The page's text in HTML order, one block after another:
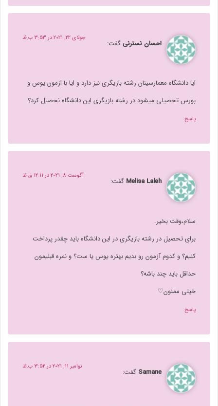
احسان نسترنیگفت:
جولای 22, 2021 در 3:53 ب.ظ
ایا دانشگاه معمارسینان رشته بازیگری نیز دارد و ایا با ازمون یوس و
بورس تحصیلی میشود در رشته بازیگری این دانشگاه نحصیل کرد؟
پاسخ
Melisa Laleh گفت:
آگوست 8, 2021 در 12:11 ق.ظ
سلام،وقت بخیر.
برای تحصیل در رشته بازیگری در این دانشگاه باید چقدر پرداخت
کنیم؟ و کدوم آزمون رو بدیم بهتره یوس یا ست؟ و نمره قبلیمون
حداقل باید چند باشه؟
خیلی ممنون♡
پاسخ
Samane گفت:
نوامبر 11, 2021 در 3:52 ب.ظ